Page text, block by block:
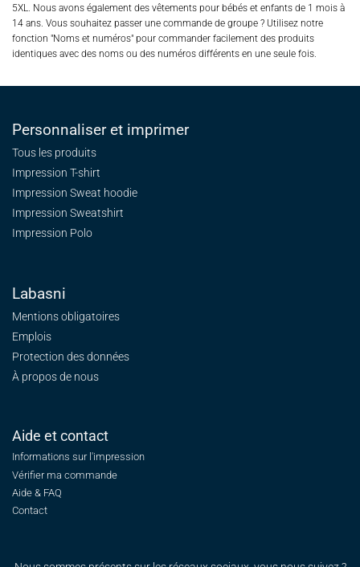
5XL. Nous avons également des vêtements pour bébés et enfants de 1 mois à
14 ans. Vous souhaitez passer une commande de groupe ? Utilisez notre
fonction "Noms et numéros" pour commander facilement des produits
identiques avec des noms ou des numéros différents en une seule fois.
Personnaliser et imprimer
Tous les produits
Impression T-shirt
Impression Sweat hoodie
Impression Sweatshirt
Impression Polo
Labasni
Mentions obligatoires
Emplois
Protection des données
À propos de nous
Aide et contact
Informations sur l'impression
Vérifier ma commande
Aide & FAQ
Contact